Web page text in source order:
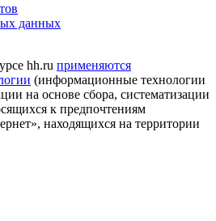
данных
hh.ru применяются
(информационные технологии
на основе сбора, систематизации
к предпочтениям
находящихся на территории